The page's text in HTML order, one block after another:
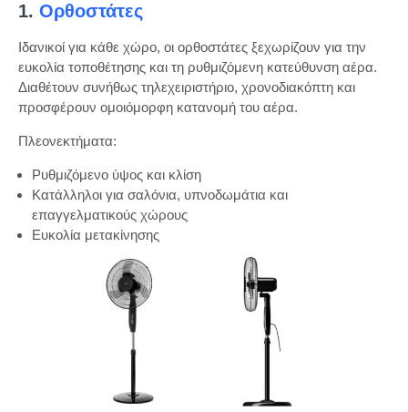
1. Ορθοστάτες
Ιδανικοί για κάθε χώρο, οι ορθοστάτες ξεχωρίζουν για την
ευκολία τοποθέτησης και τη ρυθμιζόμενη κατεύθυνση αέρα.
Διαθέτουν συνήθως τηλεχειριστήριο, χρονοδιακόπτη και
προσφέρουν ομοιόμορφη κατανομή του αέρα.
Πλεονεκτήματα:
Ρυθμιζόμενο ύψος και κλίση
Κατάλληλοι για σαλόνια, υπνοδωμάτια και
επαγγελματικούς χώρους
Ευκολία μετακίνησης